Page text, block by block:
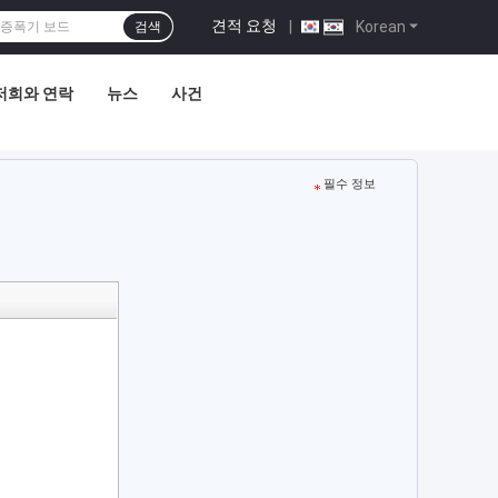
Korean
견적 요청 |
검색
희와 연락 뉴스 사건
필수 정보